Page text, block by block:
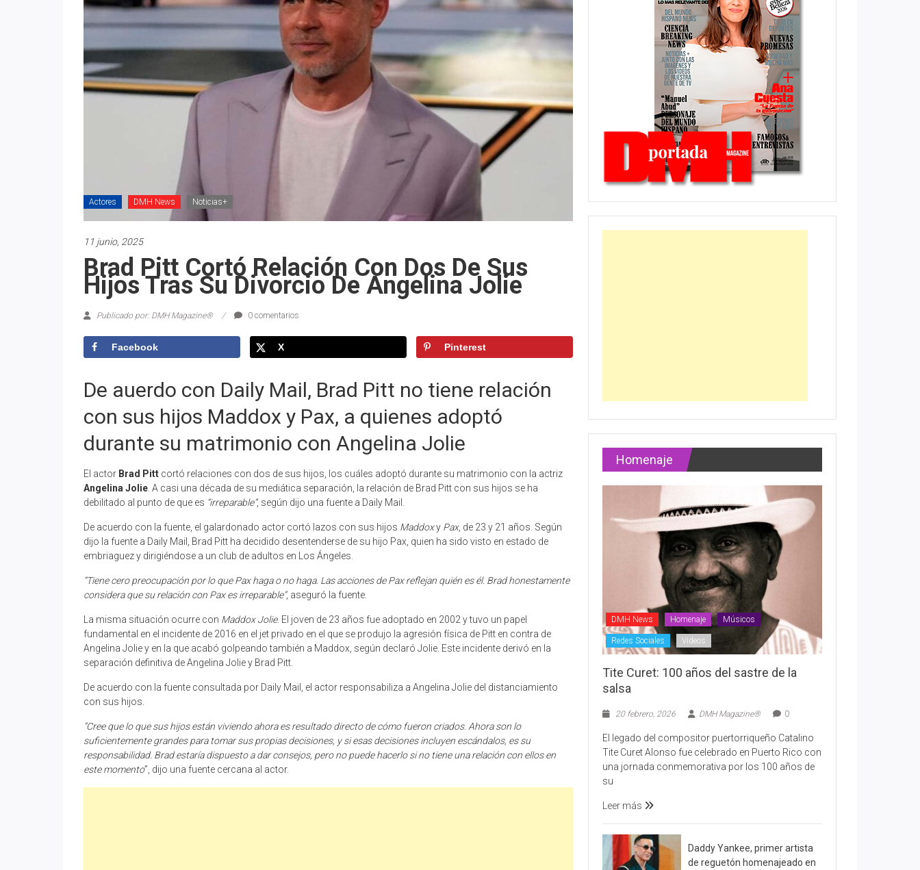
Actores DMH News Noticias+
11 junio, 2025
Brad Pitt Cortó Relación Con Dos De Sus
Hijos Tras Su Divorcio De Angelina Jolie
Publicado por: DMH Magazine® 0 comentarios
Facebook X Pinterest
De auerdo con Daily Mail, Brad Pitt no tiene relación
con sus hijos Maddox y Pax, a quienes adoptó
durante su matrimonio con Angelina Jolie
El actor Brad Pitt cortó relaciones con dos de sus hijos, los cuáles adoptó durante su matrimonio con la actriz
Angelina Jolie . A casi una década de su mediática separación, la relación de Brad Pitt con sus hijos se ha
debilitado al punto de que es “irreparable”, según dijo una fuente a Daily Mail.
De acuerdo con la fuente, el galardonado actor cortó lazos con sus hijos Maddoxy Pax, de 23 y 21 años. Según
dijo la fuente a Daily Mail, Brad Pitt ha decidido desentenderse de su hijo Pax, quien ha sido visto en estado de
embriaguez y dirigiéndose a un club de adultos en Los Ángeles.
“Tiene cero preocupación por lo que Pax haga o no haga. Las acciones de Pax reflejan quién es él. Brad honestamente
considera que su relación con Pax es irreparable”, aseguró la fuente.
La misma situación ocurre con Maddox Jolie. El joven de 23 años fue adoptado en 2002 y tuvo un papel
fundamental en el incidente de 2016 en el jet privado en el que se produjo la agresión física de Pitt en contra de
Angelina Jolie y en la que acabó golpeando también a Maddox, según declaró Jolie. Este incidente derivó en la
separación definitiva de Angelina Jolie y Brad Pitt.
De acuerdo con la fuente consultada por Daily Mail, el actor responsabiliza a Angelina Jolie del distanciamiento
con sus hijos.
“Cree que lo que sus hijos están viviendo ahora es resultado directo de cómo fueron criados. Ahora son lo
suficientemente grandes para tomar sus propias decisiones, y si esas decisiones incluyen escándalos, es su
responsabilidad. Brad estaría dispuesto a dar consejos, pero no puede hacerlo si no tiene una relación con ellos en
este momento”, dijo una fuente cercana al actor.
Homenaje
DMH News Homenaje Músicos
Redes Sociales Videos
Tite Curet: 100 años del sastre de la
salsa
20 febrero, 2026 DMH Magazine® 0
El legado del compositor puertorriqueño Catalino
Tite Curet Alonso fue celebrado en Puerto Rico con
una jornada conmemorativa por los 100 años de
su
Leer más
Daddy Yankee, primer artista
de reguetón homenajeado en